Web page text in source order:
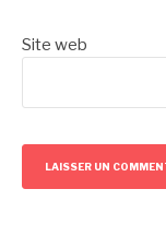
Site web